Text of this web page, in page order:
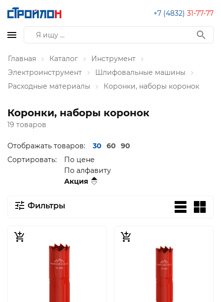
+7 (4832) 31-77-77
Главная Каталог
Инструмент
Электроинструмент
Шлифовальные машины
Расходные материалы
Коронки, наборы коронок
Коронки, наборы коронок
19 товаров
Отображать товаров: 30 60
90
Сортировать:
По цене
По алфавиту
Акция
Фильтры